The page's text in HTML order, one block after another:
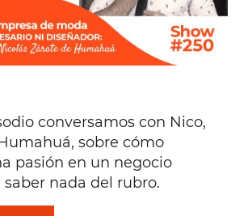
conversamos con Nico,
sobre cómo
pasión en un negocio
nada del rubro.